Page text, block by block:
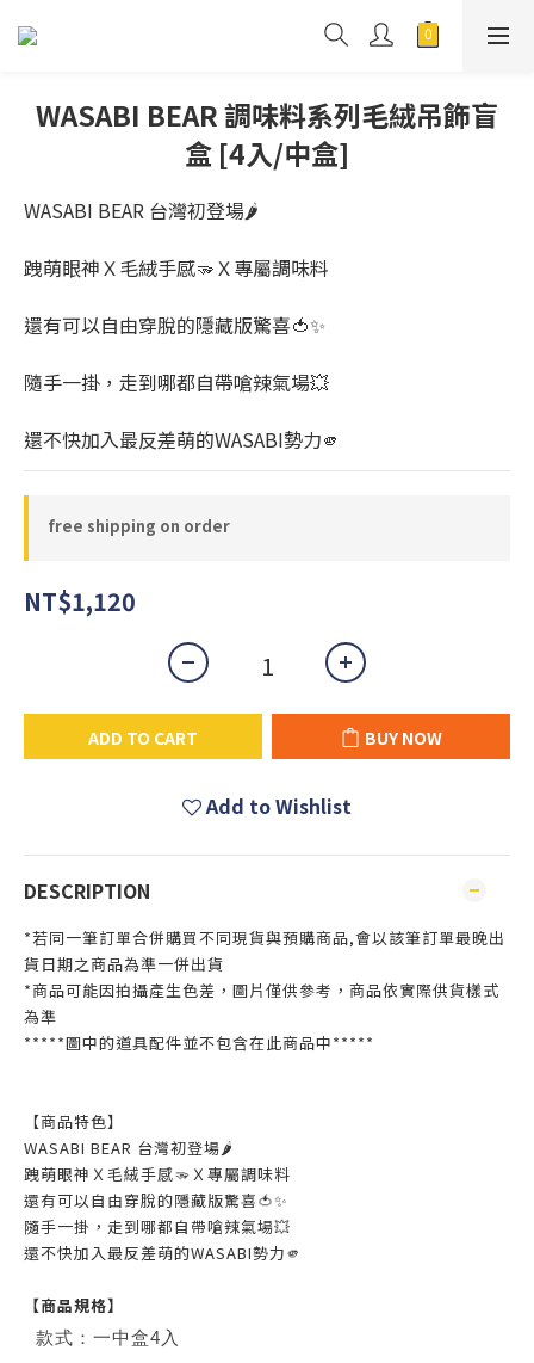
WASABI BEAR 調味料系列毛絨吊飾盲
盒 [4入/中盒]
WASABI BEAR 台灣初登場🌶️
跩萌眼神Ｘ毛絨手感🫳Ｘ專屬調味料
還有可以自由穿脫的隱藏版驚喜🍅✨
隨手一掛，走到哪都自帶嗆辣氣場💥
還不快加入最反差萌的WASABI勢力🫵
free shipping on order
NT$1,120
ADD TO CART BUY NOW
Add to Wishlist
DESCRIPTION
*若同一筆訂單合併購買不同現貨與預購商品,會以該筆訂單最晚出
貨日期之商品為準一併出貨
*商品可能因拍攝產生色差，圖片僅供參考，商品依實際供貨樣式
為準
*****圖中的道具配件並不包含在此商品中*****
【商品特色】
WASABI BEAR 台灣初登場🌶️
跩萌眼神Ｘ毛絨手感🫳Ｘ專屬調味料
還有可以自由穿脫的隱藏版驚喜🍅✨
隨手一掛，走到哪都自帶嗆辣氣場💥
還不快加入最反差萌的WASABI勢力🫵
【商品規格】
款式：一中盒4入